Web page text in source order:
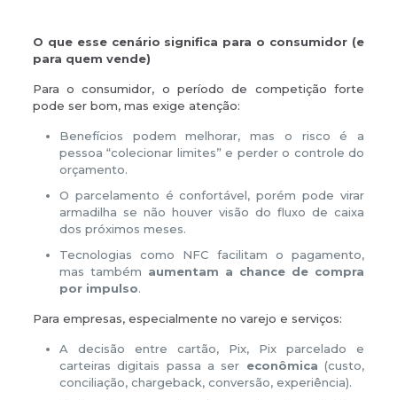
O que esse cenário significa para o consumidor (e
para quem vende)
Para o consumidor, o período de competição forte
pode ser bom, mas exige atenção:
Benefícios podem melhorar, mas o risco é a
pessoa “colecionar limites” e perder o controle do
orçamento.
O parcelamento é confortável, porém pode virar
armadilha se não houver visão do fluxo de caixa
dos próximos meses.
Tecnologias como NFC facilitam o pagamento,
mas também aumentam a chance de compra
por impulso.
Para empresas, especialmente no varejo e serviços:
A decisão entre cartão, Pix, Pix parcelado e
carteiras digitais passa a ser econômica (custo,
conciliação, chargeback, conversão, experiência).